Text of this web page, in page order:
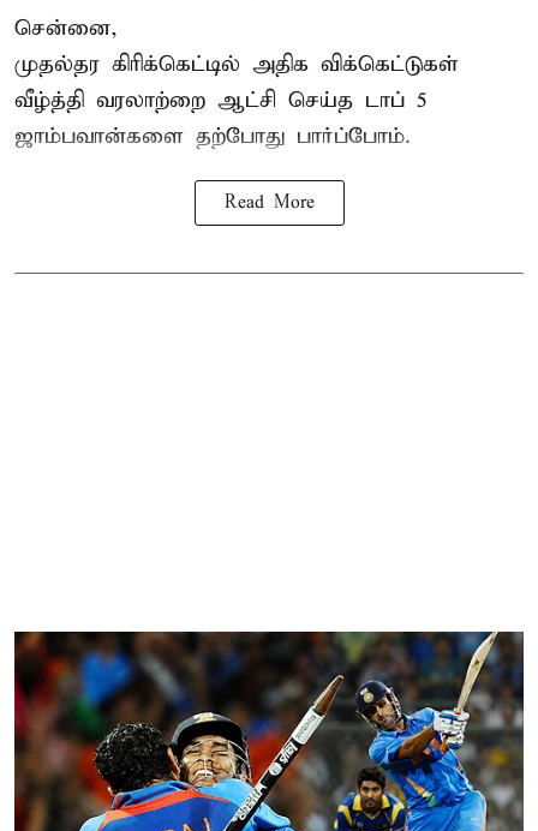
சென்னை,
முதல்தர கிரிக்கெட்டில் அதிக விக்கெட்டுகள்
வீழ்த்தி வரலாற்றை ஆட்சி செய்த டாப் 5
ஜாம்பவான்களை தற்போது பார்ப்போம்.
Read More